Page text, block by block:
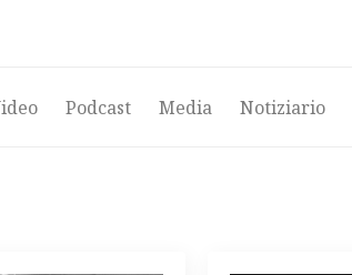
Podcast Media Notiziario